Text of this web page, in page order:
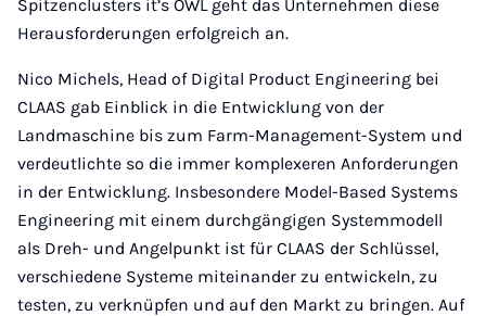
Spitzenclusters it’s OWL geht das Unternehmen diese
Herausforderungen erfolgreich an.
Nico Michels, Head of Digital Product Engineering bei
CLAAS gab Einblick in die Entwicklung von der
Landmaschine bis zum Farm-Management-System und
verdeutlichte so die immer komplexeren Anforderungen
in der Entwicklung. Insbesondere Model-Based Systems
Engineering mit einem durchgängigen Systemmodell
als Dreh- und Angelpunkt ist für CLAAS der Schlüssel,
verschiedene Systeme miteinander zu entwickeln, zu
testen, zu verknüpfen und auf den Markt zu bringen. Auf